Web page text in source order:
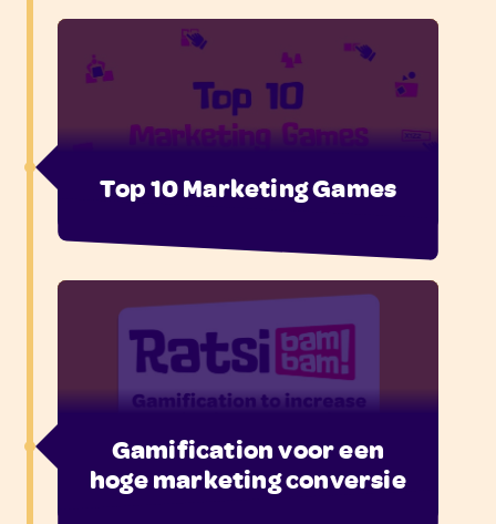
Top 10 Marketing Games
Gamification voor een
hoge marketing conversie